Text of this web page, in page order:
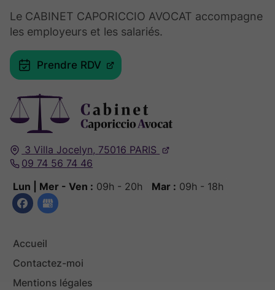
3 Villa Jocelyn, 75016 PARIS
09 74 56 74 46
Lun | Mer - Ven : 09h - 20h Mar : 09h - 18h
Accueil
Contactez-moi
Mentions légales
Le CABINET CAPORICCIO AVOCAT accompagne
les employeurs et les salariés.
Prendre RDV